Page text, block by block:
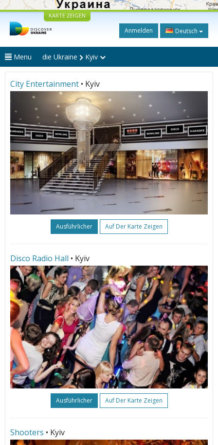
KARTE ZEIGEN
Anmelden Deutsch
Menu die Ukraine Kyiv
City Entertainment • Kyiv
Ausführlicher Auf Der Karte Zeigen
Disco Radio Hall • Kyiv
Ausführlicher Auf Der Karte Zeigen
Shooters • Kyiv